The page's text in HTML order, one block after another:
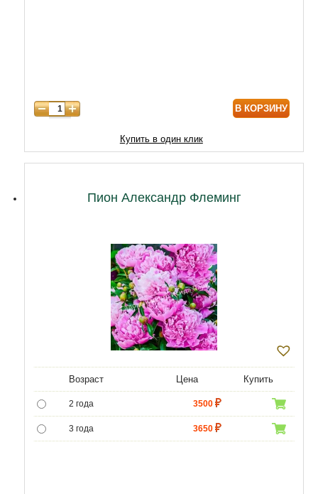
В КОРЗИНУ
Купить в один клик
Пион Александр Флеминг
Возраст Цена Купить
2 года 3500
3 года 3650